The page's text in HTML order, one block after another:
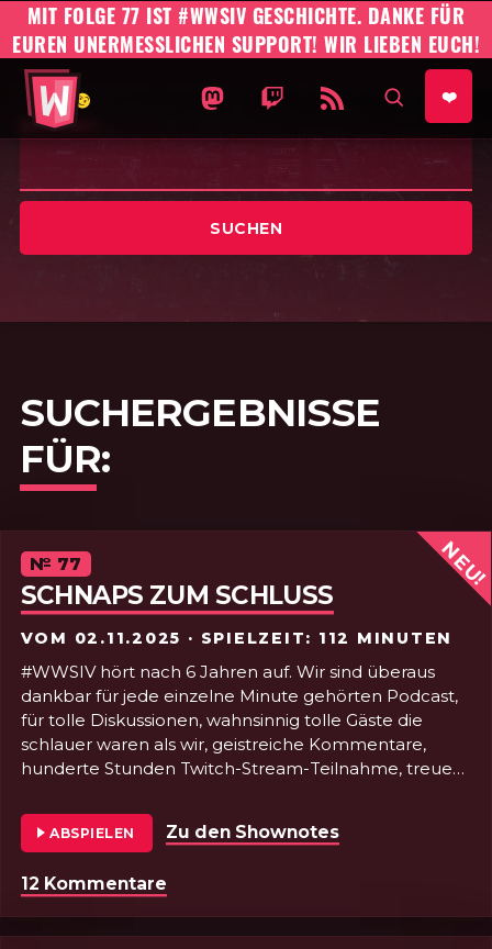
MIT FOLGE 77 IST #WWSIV GESCHICHTE. DANKE FÜR
EUREN UNERMESSLICHEN SUPPORT! WIR LIEBEN EUCH!
#WWSIV Homepage
WO WIR SIND IST VORNE AUF
WO WIR SIND IST VORNE
WO WIR SIND IST
AUF❤️
SUCHTEXT …
SUCHERGEBNISSE
FÜR:
NEU!
Episode
№ 77
SCHNAPS ZUM SCHLUSS
VOM 02.11.2025 · SPIELZEIT: 112 MINUTEN
#WWSIV hört nach 6 Jahren auf. Wir sind überaus
dankbar für jede einzelne Minute gehörten Podcast,
für tolle Diskussionen, wahnsinnig tolle Gäste die
schlauer waren als wir, geistreiche Kommentare,
hunderte Stunden Twitch-Stream-Teilnahme, treue
dabei geblieben sind, trotz, dass unsere einzige
Regelmäßigkeit die Unregelmäßigkeit war. Wir
unterschiedliche Lebensphasen, DJ-Karrieren, Specs,
Docs, Libraries, Accessibility, UX-Design, Git, und so viel
viel viel mehr! Danke danke danke! ❤️
ABSPIELEN Zu den Shownotes
12 Kommentare